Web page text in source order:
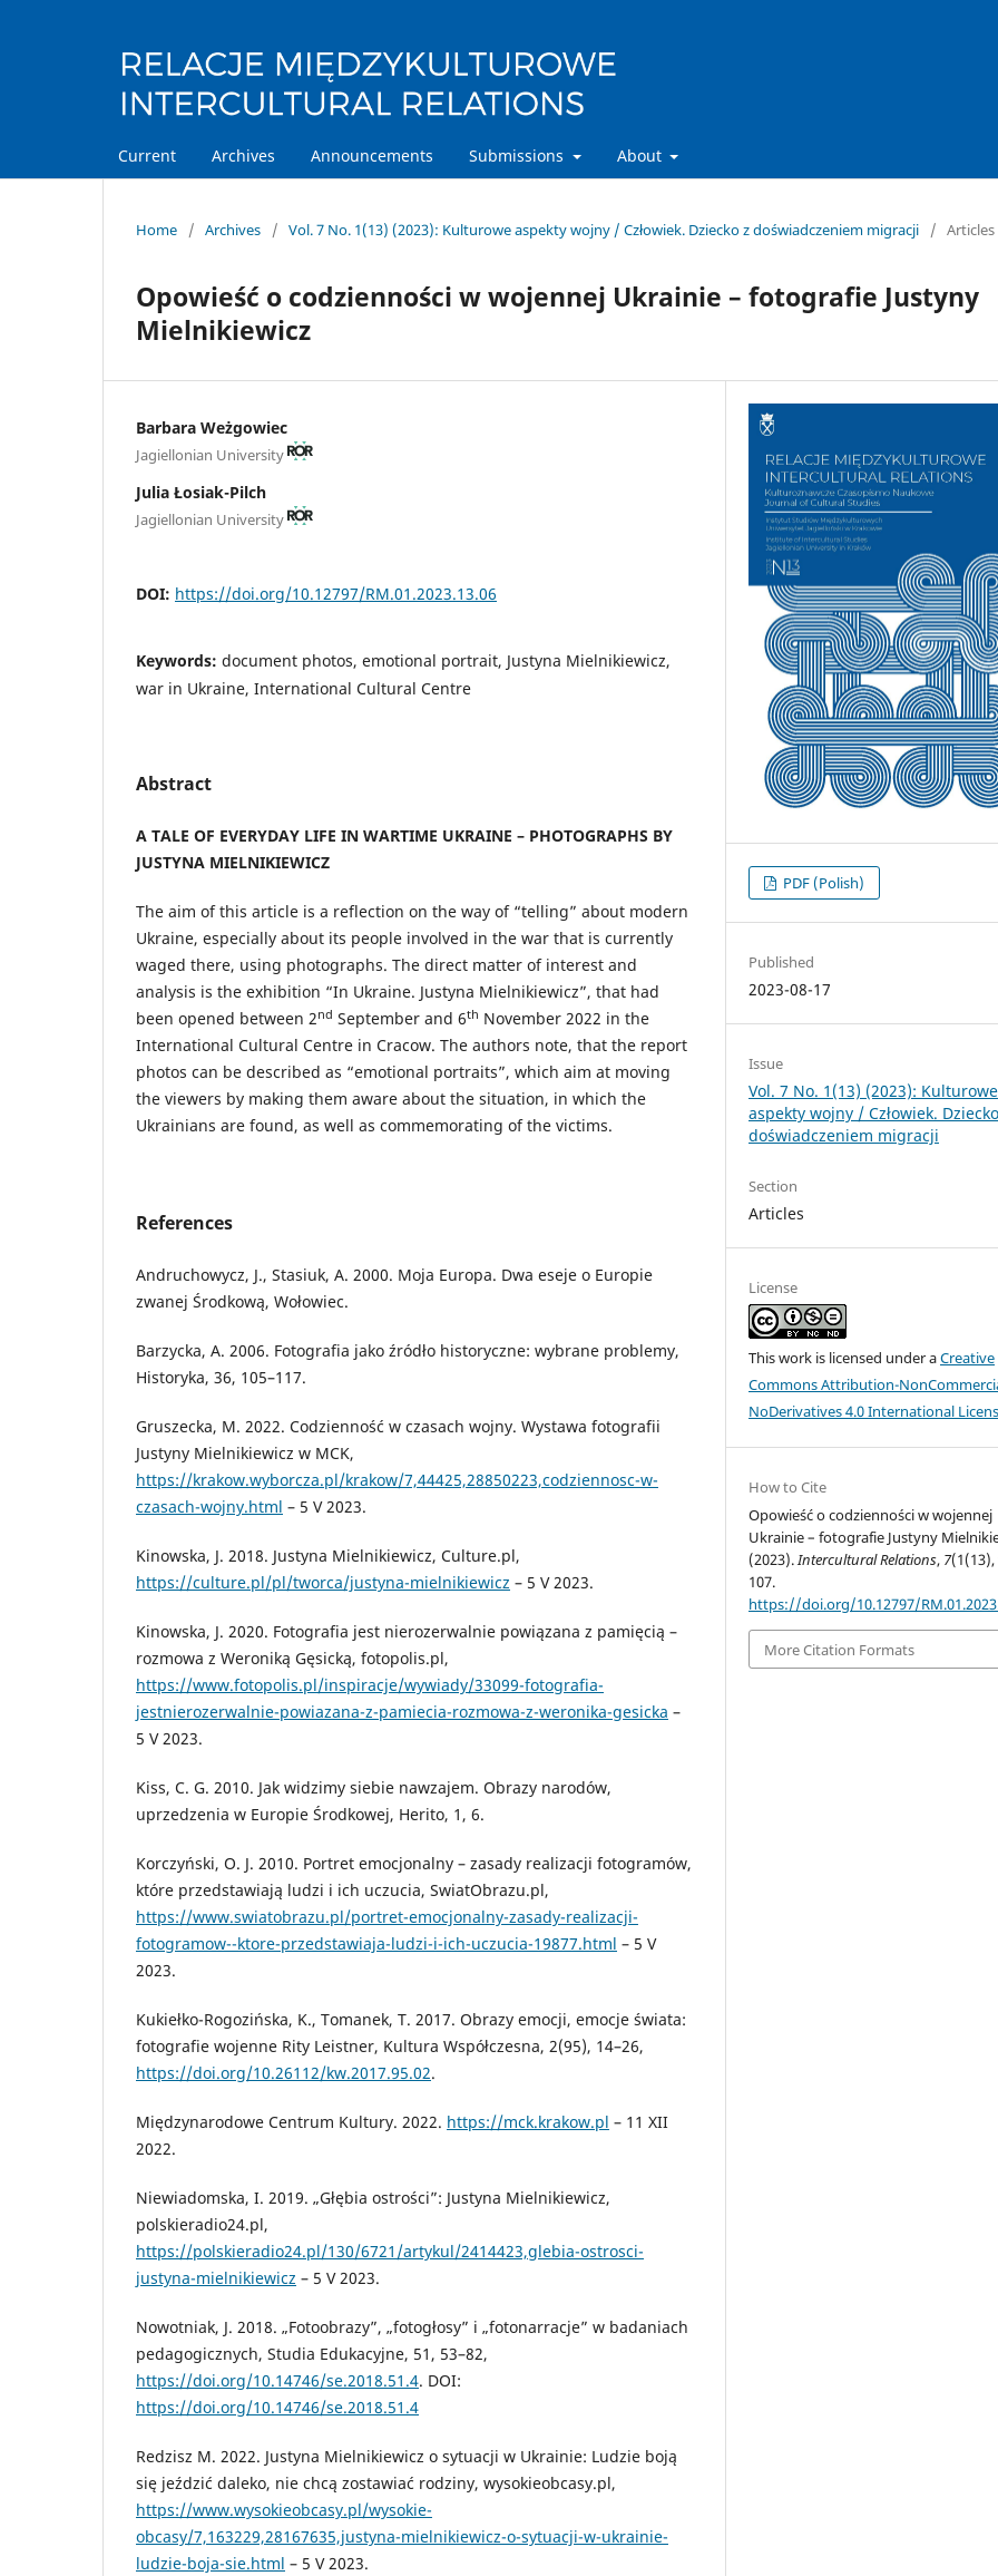
Current Archives Announcements Submissions About
Home / Archives / Vol. 7 No. 1(13) (2023): Kulturowe aspekty wojny / Człowiek. Dziecko z doświadczeniem migracji / Articles
Opowieść o codzienności w wojennej Ukrainie – fotografie Justyny
Mielnikiewicz
Barbara Weżgowiec
Jagiellonian University
Julia Łosiak-Pilch
Jagiellonian University
DOI: https://doi.org/10.12797/RM.01.2023.13.06
Keywords: document photos, emotional portrait, Justyna Mielnikiewicz,
war in Ukraine, International Cultural Centre
Abstract
A TALE OF EVERYDAY LIFE IN WARTIME UKRAINE – PHOTOGRAPHS BY
JUSTYNA MIELNIKIEWICZ
The aim of this article is a reflection on the way of “telling” about modern
Ukraine, especially about its people involved in the war that is currently
waged there, using photographs. The direct matter of interest and
analysis is the exhibition “In Ukraine. Justyna Mielnikiewicz”, that had
been opened between 2nd September and 6th November 2022 in the
International Cultural Centre in Cracow. The authors note, that the report
photos can be described as “emotional portraits”, which aim at moving
the viewers by making them aware about the situation, in which the
Ukrainians are found, as well as commemorating of the victims.
References
Andruchowycz, J., Stasiuk, A. 2000. Moja Europa. Dwa eseje o Europie
zwanej Środkową, Wołowiec.
Barzycka, A. 2006. Fotografia jako źródło historyczne: wybrane problemy,
Historyka, 36, 105–117.
Gruszecka, M. 2022. Codzienność w czasach wojny. Wystawa fotografii
Justyny Mielnikiewicz w MCK,
https://krakow.wyborcza.pl/krakow/7,44425,28850223,codziennosc-w-
czasach-wojny.html – 5 V 2023.
Kinowska, J. 2018. Justyna Mielnikiewicz, Culture.pl,
https://culture.pl/pl/tworca/justyna-mielnikiewicz – 5 V 2023.
Kinowska, J. 2020. Fotografia jest nierozerwalnie powiązana z pamięcią –
rozmowa z Weroniką Gęsicką, fotopolis.pl,
https://www.fotopolis.pl/inspiracje/wywiady/33099-fotografia-
jestnierozerwalnie-powiazana-z-pamiecia-rozmowa-z-weronika-gesicka –
5 V 2023.
Kiss, C. G. 2010. Jak widzimy siebie nawzajem. Obrazy narodów,
uprzedzenia w Europie Środkowej, Herito, 1, 6.
Korczyński, O. J. 2010. Portret emocjonalny – zasady realizacji fotogramów,
które przedstawiają ludzi i ich uczucia, SwiatObrazu.pl,
https://www.swiatobrazu.pl/portret-emocjonalny-zasady-realizacji-
fotogramow--ktore-przedstawiaja-ludzi-i-ich-uczucia-19877.html – 5 V
2023.
Kukiełko-Rogozińska, K., Tomanek, T. 2017. Obrazy emocji, emocje świata:
fotografie wojenne Rity Leistner, Kultura Współczesna, 2(95), 14–26,
https://doi.org/10.26112/kw.2017.95.02.
Międzynarodowe Centrum Kultury. 2022. https://mck.krakow.pl – 11 XII
2022.
Niewiadomska, I. 2019. „Głębia ostrości”: Justyna Mielnikiewicz,
polskieradio24.pl,
https://polskieradio24.pl/130/6721/artykul/2414423,glebia-ostrosci-
justyna-mielnikiewicz – 5 V 2023.
Nowotniak, J. 2018. „Fotoobrazy”, „fotogłosy” i „fotonarracje” w badaniach
pedagogicznych, Studia Edukacyjne, 51, 53–82,
https://doi.org/10.14746/se.2018.51.4. DOI:
https://doi.org/10.14746/se.2018.51.4
Redzisz M. 2022. Justyna Mielnikiewicz o sytuacji w Ukrainie: Ludzie boją
się jeździć daleko, nie chcą zostawiać rodziny, wysokieobcasy.pl,
https://www.wysokieobcasy.pl/wysokie-
obcasy/7,163229,28167635,justyna-mielnikiewicz-o-sytuacji-w-ukrainie-
ludzie-boja-sie.html – 5 V 2023.
PDF (Polish)
Published
2023-08-17
Issue
Vol. 7 No. 1(13) (2023): Kulturowe
aspekty wojny / Człowiek.
doświadczeniem migracji
Section
Articles
License
This work is licensed under aCreative
Commons Attribution-
NoDerivatives 4.0 International
How to Cite
Opowieść o codzienności w wojennej
Ukrainie – fotografie Justyny
(2023).Intercultural Relations, 7(1(13),
107.
https://doi.org/10.12797/
More Citation Formats